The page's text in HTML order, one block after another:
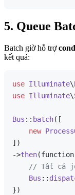
5. Queue
Batch giờ hỗ trợ
kết quả:
use Illuminate\
use Illuminate\
Bus :: batch([
new
])
->then
// Tất cả
Bus ::
})